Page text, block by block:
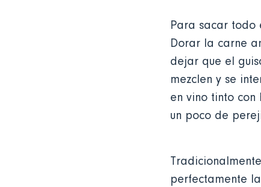
Para sacar todo
Dorar la carne
dejar que el
mezclen y se
en vino tinto con
un poco de
perfectamente